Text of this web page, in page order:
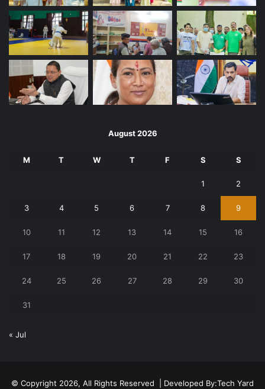
August 2026
M T W T F S S
1 2
3 4 5 6 7 8 9
10 11 12 13 14 15 16
17 18 19 20 21 22 23
24 25 26 27 28 29 30
31
« Jul
© Copyright 2026, All Rights Reserved | Developed By:Tech Yard